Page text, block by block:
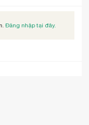
Đăng nhập tại đây.